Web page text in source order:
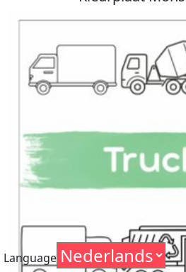
Language